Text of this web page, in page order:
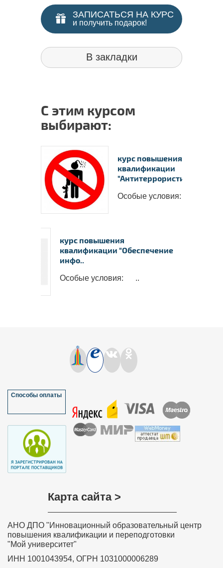
ЗАПИСАТЬСЯ НА КУРС
и получить подарок!
В закладки
С этим курсом
выбирают:
курс повышения
квалификации
"Антитеррористиче..
Особые условия: ..
курс повышения
квалификации "Обеспечение
инфо..
Особые условия: ..
Способы оплаты
Карта сайта >
АНО ДПО "Инновационный образовательный центр
повышения квалификации и переподготовки
"Мой университет"
ИНН 1001043954, ОГРН 1031000006289